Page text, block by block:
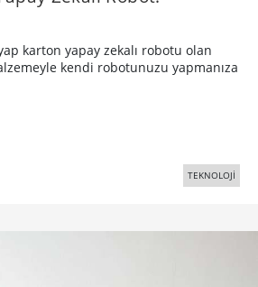
karton yapay zekalı robotu olan
kendi robotunuzu yapmanıza
TEKNOLOJİ